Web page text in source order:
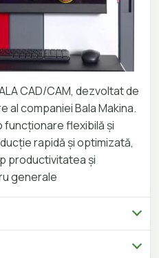
CAD/CAM, dezvoltat de
companiei Bala Makina.
funcționare flexibilă și
rapidă și optimizată,
productivitatea și
generale